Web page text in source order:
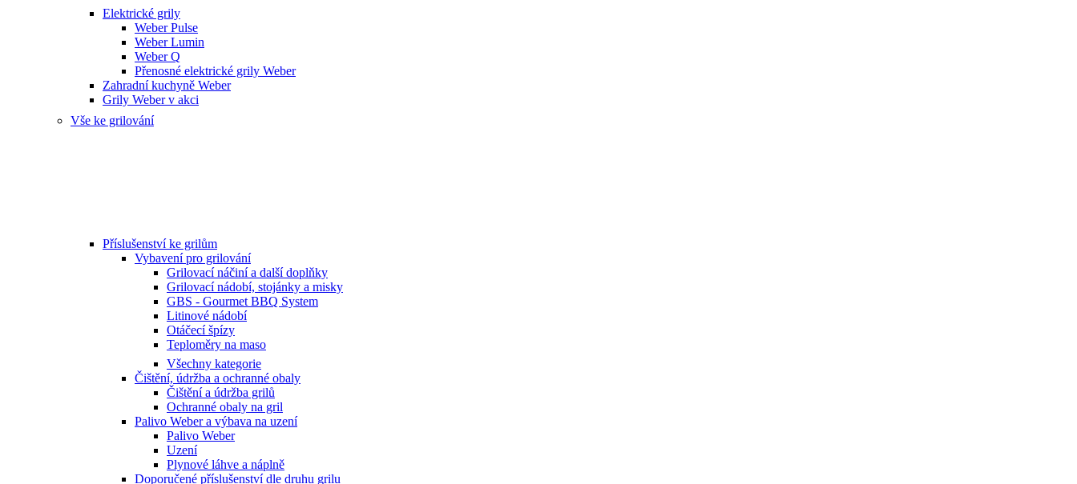
Elektrické grily
Weber Pulse
Weber Lumin
Weber Q
Přenosné elektrické grily Weber
Zahradní kuchyně Weber
Grily Weber v akci
Vše ke grilování
Příslušenství ke grilům
Vybavení pro grilování
Grilovací náčiní a další doplňky
Grilovací nádobí, stojánky a misky
GBS - Gourmet BBQ System
Litinové nádobí
Otáčecí špízy
Teploměry na maso
Všechny kategorie
Čištění, údržba a ochranné obaly
Čištění a údržba grilů
Ochranné obaly na gril
Palivo Weber a výbava na uzení
Palivo Weber
Uzení
Plynové láhve a náplně
Doporučené příslušenství dle druhu grilu